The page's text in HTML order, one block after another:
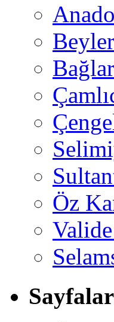
Öz
Sayfalar